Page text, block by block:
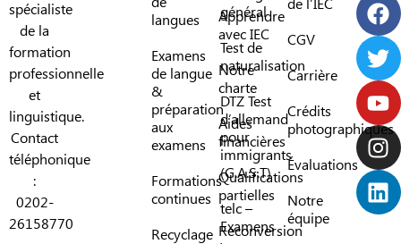
spécialiste
de la
formation
professionnelle
et
linguistique.
Contact
téléphonique
:
0202-
26158770
langues
Examens
de langue
&
préparation
aux
examens
Formations
continues
Recyclage
général
Test de
naturalisation
DTZ Test
d’allemand
pour
immigrants
(G.A.S.T)
telc –
Examens
Apprendre
avec IEC
Notre
charte
Aides
financières
Qualifications
partielles
Reconversion
CGV
Carrière
Crédits
photographiques
Évaluations
Notre
équipe